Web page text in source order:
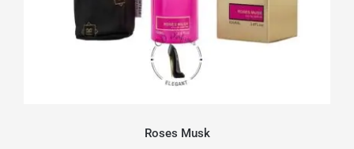
Roses Musk